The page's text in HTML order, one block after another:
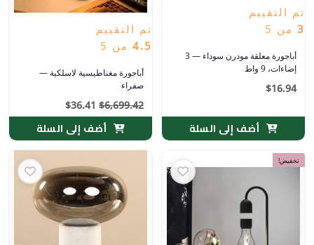
تم التقييم
3 من 5
أباجورة معلقة مودرن سوداء — 3
إضاءات، 9 واط
$16.94
أضف إلى السلة
تم التقييم
4.5 من 5
أباجورة مغناطيسية لاسلكية —
صفراء
$6,699.42
$36.41
أضف إلى السلة
تخفيض!
الأصلي
$6,699.42.
الحالي